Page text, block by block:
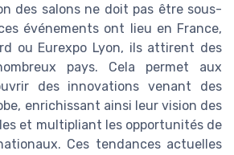
des salons ne doit pas être sous-
événements ont lieu en France,
ou Eurexpo Lyon, ils attirent des
pays. Cela permet aux
des innovations venant des
enrichissant ainsi leur vision des
et multipliant les opportunités de
Ces tendances actuelles